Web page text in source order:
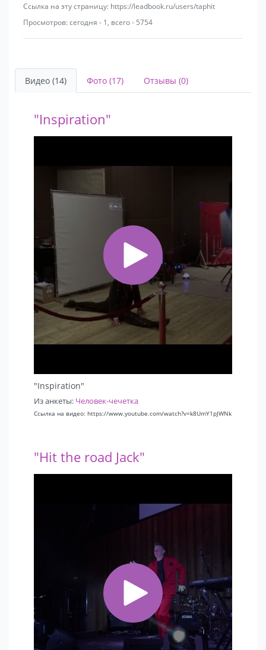
Ссылка на эту страницу: https://leadbook.ru/users/taphit
Просмотров: сегодня - 1, всего - 5754
Видео (14) Фото (17) Отзывы (0)
"Inspiration"
"Inspiration"
Из анкеты: Человек-чечетка
Ссылка на видео: https://www.youtube.com/watch?v=k8UmY1pJWNk
"Hit the road Jack"